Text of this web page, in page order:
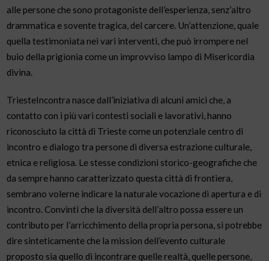
alle persone che sono protagoniste dell’esperienza, senz’altro
drammatica e sovente tragica, del carcere. Un’attenzione, quale
quella testimoniata nei vari interventi, che può irrompere nel
buio della prigionia come un improvviso lampo di Misericordia
divina.
TriesteIncontra nasce dall’iniziativa di alcuni amici che, a
contatto con i più vari contesti sociali e lavorativi, hanno
riconosciuto la città di Trieste come un potenziale centro di
incontro e dialogo tra persone di diversa estrazione culturale,
etnica e religiosa. Le stesse condizioni storico-geografiche che
da sempre hanno caratterizzato questa città di frontiera,
sembrano volerne indicare la naturale vocazione di apertura e di
incontro. Convinti che la diversità dell’altro possa essere un
contributo per l’arricchimento della propria persona, si potrebbe
dire sinteticamente che la mission dell’evento culturale
proposto sia quello di incontrare quelle realtà, quelle persone,